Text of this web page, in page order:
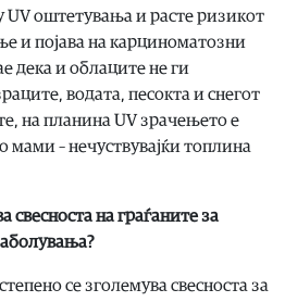
UV оштетувања и расте ризикот
и појава на карциноматозни
дека и облаците не ги
водата, песокта и снегот
на планина UV зрачењето е
мами – нечуствувајќи топлина
свесноста на граѓаните за
се зголемува свесноста за